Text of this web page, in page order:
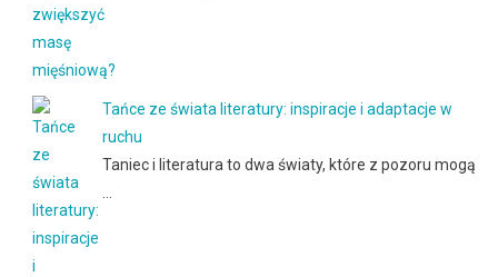
Tańce ze świata literatury: inspiracje i adaptacje w
ruchu
Taniec i literatura to dwa światy, które z pozoru mogą